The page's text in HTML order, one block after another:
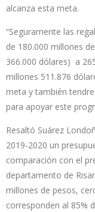
alcanza esta meta.
“Seguramente las
de 180.000 millones
366.000 dólares) a
millones 511.876
meta y también
para apoyar este
Resaltó Suárez
2019-2020 un
comparación con el
departamento de
millones de pesos,
corresponden al 85%